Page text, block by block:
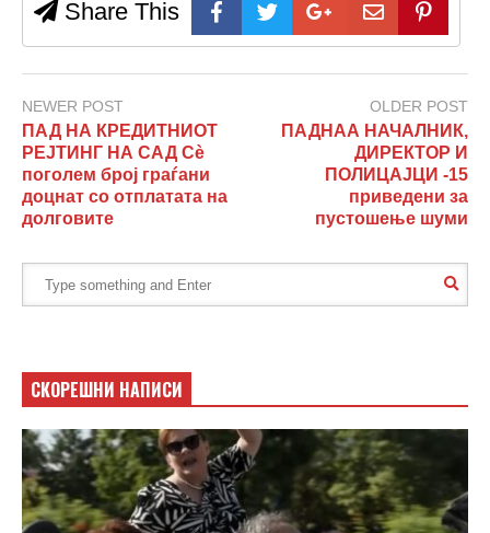
Share This
NEWER POST
ПАД НА КРЕДИТНИОТ
РЕЈТИНГ НА САД Сè
поголем број граѓани
доцнат со отплатата на
долговите
OLDER POST
ПАДНАА НАЧАЛНИК,
ДИРЕКТОР И
ПОЛИЦАЈЦИ -15
приведени за
пустошење шуми
СКОРЕШНИ НАПИСИ